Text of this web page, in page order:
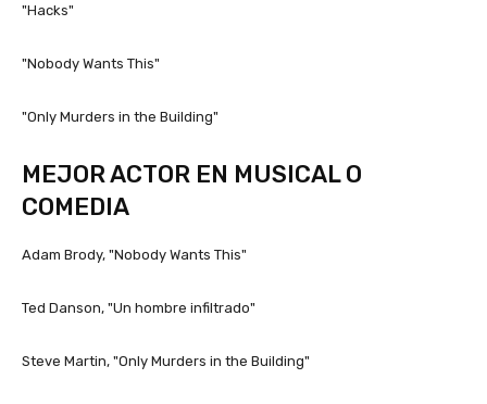
"Hacks"
"Nobody Wants This"
"Only Murders in the Building"
MEJOR ACTOR EN MUSICAL O
COMEDIA
Adam Brody, "Nobody Wants This"
Ted Danson, "Un hombre infiltrado"
Steve Martin, "Only Murders in the Building"